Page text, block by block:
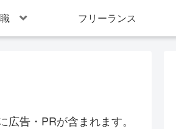
フリーランス
広告・PRが含まれます。